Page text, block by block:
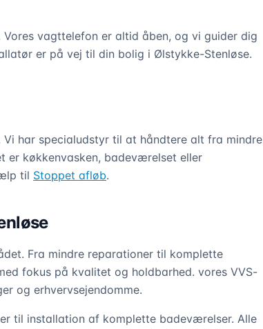
vagttelefon er altid åben, og vi guider dig
er på vej til din bolig i Ølstykke-Stenløse.
har specialudstyr til at håndtere alt fra mindre
er køkkenvasken, badeværelset eller
til Stoppet afløb.
Fra mindre reparationer til komplette
fokus på kvalitet og holdbarhed. vores VVS-
og erhvervsejendomme.
til installation af komplette badeværelser. Alle